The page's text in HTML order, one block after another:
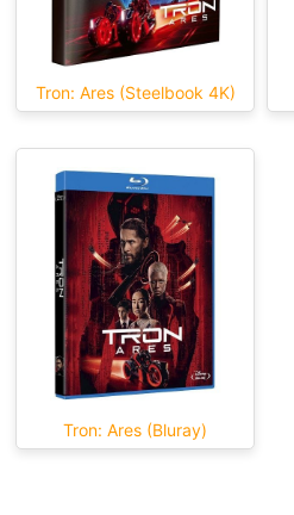
Tron: Ares (Steelbook 4K)
Tron: Ares (Bluray)